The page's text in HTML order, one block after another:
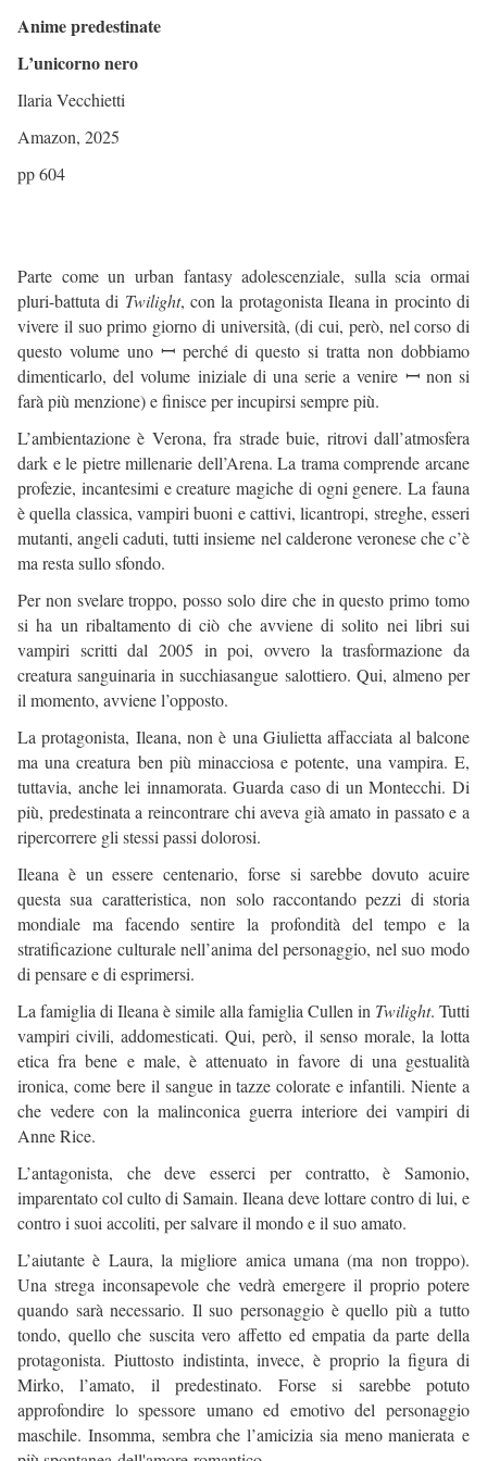
Anime predestinate
L’unicorno nero
Ilaria Vecchietti
Amazon, 2025
pp 604
Parte come un urban fantasy adolescenziale, sulla scia ormai
pluri-battuta di Twilight, con la protagonista Ileana in procinto di
vivere il suo primo giorno di università, (di cui, però, nel corso di
questo volume uno ꟷ perché di questo si tratta non dobbiamo
dimenticarlo, del volume iniziale di una serie a venire ꟷ non si
farà più menzione) e finisce per incupirsi sempre più.
L’ambientazione è Verona, fra strade buie, ritrovi dall’atmosfera
dark e le pietre millenarie dell’Arena. La trama comprende arcane
profezie, incantesimi e creature magiche di ogni genere. La fauna
è quella classica, vampiri buoni e cattivi, licantropi, streghe, esseri
mutanti, angeli caduti, tutti insieme nel calderone veronese che c’è
ma resta sullo sfondo.
Per non svelare troppo, posso solo dire che in questo primo tomo
si ha un ribaltamento di ciò che avviene di solito nei libri sui
vampiri scritti dal 2005 in poi, ovvero la trasformazione da
creatura sanguinaria in succhiasangue salottiero. Qui, almeno per
il momento, avviene l’opposto.
La protagonista, Ileana, non è una Giulietta affacciata al balcone
ma una creatura ben più minacciosa e potente, una vampira. E,
tuttavia, anche lei innamorata. Guarda caso di un Montecchi. Di
più, predestinata a reincontrare chi aveva già amato in passato e a
ripercorrere gli stessi passi dolorosi.
Ileana è un essere centenario, forse si sarebbe dovuto acuire
questa sua caratteristica, non solo raccontando pezzi di storia
mondiale ma facendo sentire la profondità del tempo e la
stratificazione culturale nell’anima del personaggio, nel suo modo
di pensare e di esprimersi.
La famiglia di Ileana è simile alla famiglia Cullen in Twilight. Tutti
vampiri civili, addomesticati. Qui, però, il senso morale, la lotta
etica fra bene e male, è attenuato in favore di una gestualità
ironica, come bere il sangue in tazze colorate e infantili. Niente a
che vedere con la malinconica guerra interiore dei vampiri di
Anne Rice.
L’antagonista, che deve esserci per contratto, è Samonio,
imparentato col culto di Samain. Ileana deve lottare contro di lui, e
contro i suoi accoliti, per salvare il mondo e il suo amato.
L’aiutante è Laura, la migliore amica umana (ma non troppo).
Una strega inconsapevole che vedrà emergere il proprio potere
quando sarà necessario. Il suo personaggio è quello più a tutto
tondo, quello che suscita vero affetto ed empatia da parte della
protagonista. Piuttosto indistinta, invece, è proprio la figura di
Mirko, l’amato, il predestinato. Forse si sarebbe potuto
approfondire lo spessore umano ed emotivo del personaggio
maschile. Insomma, sembra che l’amicizia sia meno manierata e